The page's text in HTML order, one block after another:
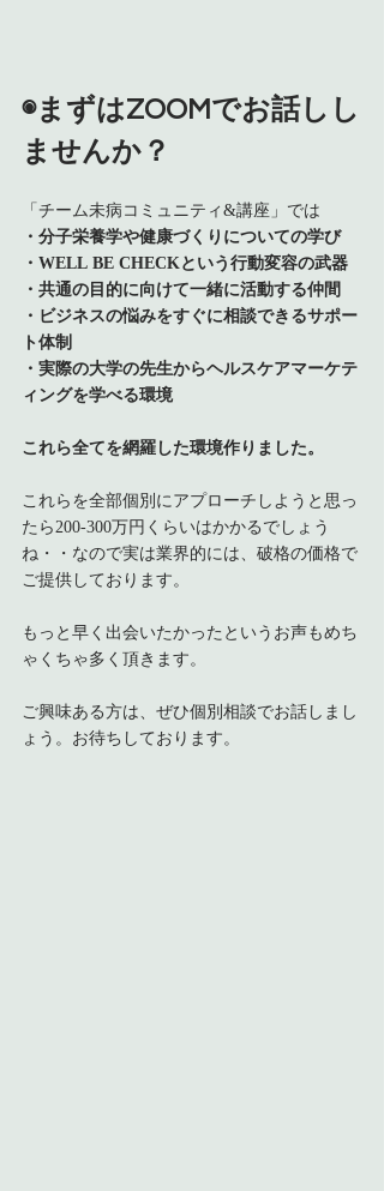
◉まずはZOOMでお話しし
ませんか？
「チーム未病コミュニティ&講座」では
・分子栄養学や健康づくりについての学び
・WELL BE CHECKという行動変容の武器
・共通の目的に向けて一緒に活動する仲間
・ビジネスの悩みをすぐに相談できるサポー
ト体制
・実際の大学の先生からヘルスケアマーケテ
ィングを学べる環境
これら全てを網羅した環境作りました。
これらを全部個別にアプローチしようと思っ
たら200-300万円くらいはかかるでしょう
ね・・なので実は業界的には、破格の価格で
ご提供しております。
もっと早く出会いたかったというお声もめち
ゃくちゃ多く頂きます。
ご興味ある方は、ぜひ個別相談でお話しまし
ょう。お待ちしております。